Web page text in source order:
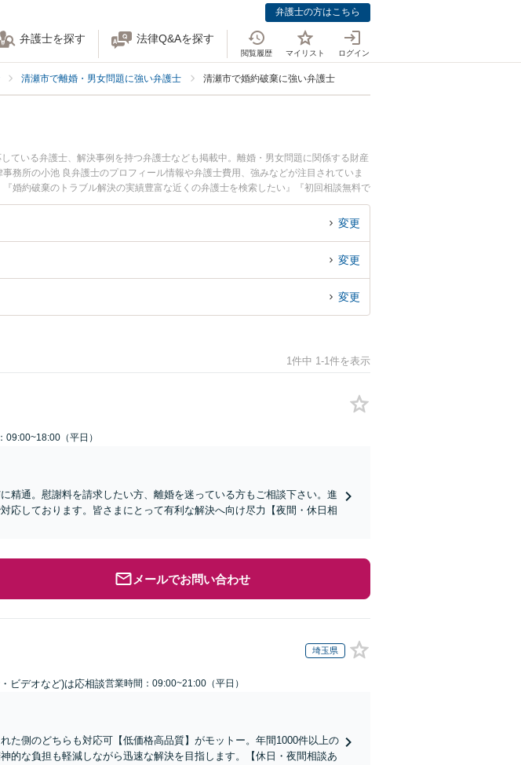
弁護士の方はこちら
弁護士を探す 法律Q&Aを探す
閲覧履歴 マイリスト ログイン
清瀬市で離婚・男女問題に強い弁護士 清瀬市で婚約破棄に強い弁護士
ている弁護士、解決事例を持つ弁護士なども掲載中。離婚・男女問題に関係する財産
務所の小池 良弁護士のプロフィール情報や弁護士費用、強みなどが注目されていま
婚約破棄のトラブル解決の実績豊富な近くの弁護士を検索したい』『初回相談無料で
おすすめです。
変更
変更
変更
1件中 1-1件を表示
09:00~18:00（平日）
精通。慰謝料を請求したい方、離婚を迷っている方もご相談下さい。進
応しております。皆さまにとって有利な解決へ向け尽力【夜間・休日相
メールでお問い合わせ
埼玉県
ビデオなど)は応相談営業時間：09:00~21:00（平日）
た側のどちらも対応可【低価格高品質】がモットー。年間1000件以上の
的な負担も軽減しながら迅速な解決を目指します。【休日・夜間相談あ